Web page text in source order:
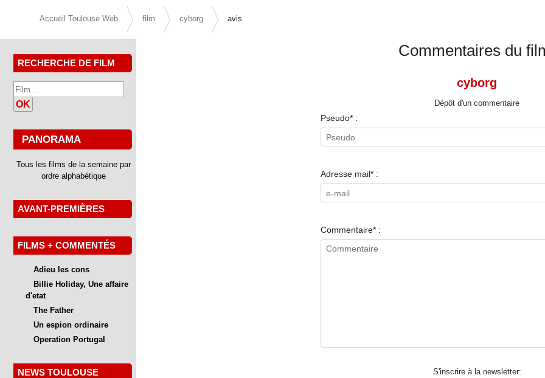
Accueil Toulouse Web film cyborg avis
RECHERCHE DE FILM
OK
PANORAMA
Tous les films de la semaine par
ordre alphabétique
AVANT-PREMIÈRES
FILMS + COMMENTÉS
Adieu les cons
Billie Holiday, Une affaire
d'etat
The Father
Un espion ordinaire
Operation Portugal
NEWS TOULOUSE
Commentaires du
cyborg
Dépôt d'un commentaire
Pseudo* :
Adresse mail* :
Commentaire* :
S'inscrire à la newsletter: